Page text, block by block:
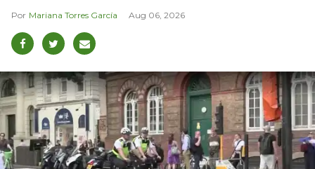
Mariana Torres García Aug 06, 2026